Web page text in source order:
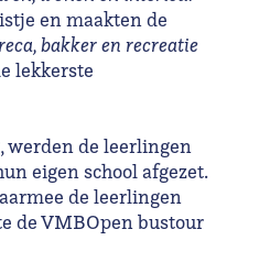
en maakten de
bakker en recreatie
lekkerste
werden de leerlingen
eigen school afgezet.
de leerlingen
de VMBOpen bustour